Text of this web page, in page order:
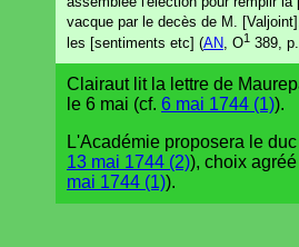
vacque par le decès de M.
les [sentiments etc] (AN, O1 389,
Clairaut lit la lettre de
le 6 mai (cf. 6 mai 1744 (1)).
L'Académie proposera le
13 mai 1744 (2)), choix
mai 1744 (1)).